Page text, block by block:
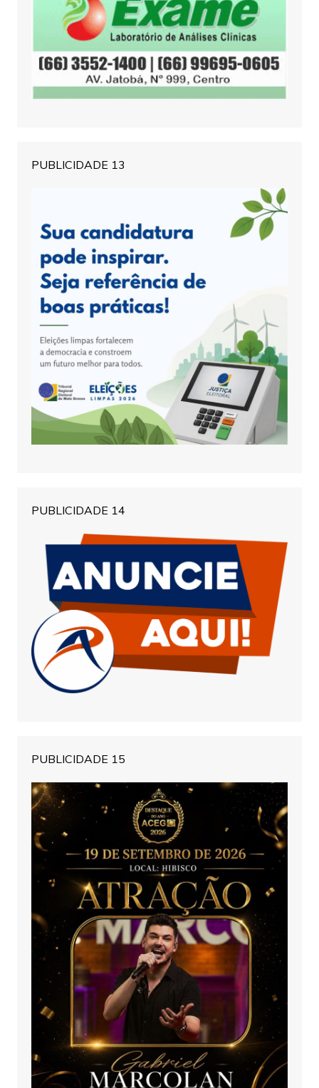
PUBLICIDADE 13
PUBLICIDADE 14
PUBLICIDADE 15